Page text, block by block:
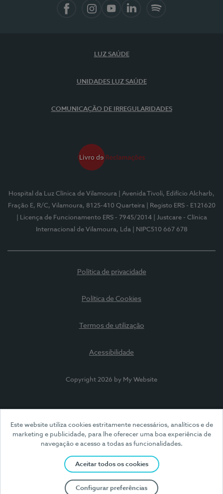
Este website utiliza cookies estritamente necessários, analíticos e de
marketing e publicidade, para lhe oferecer uma boa experiência de
navegação e acesso a todas as funcionalidades.
Aceitar todos os cookies
Configurar preferências
LUZ SAÚDE
UNIDADES LUZ SAÚDE
COMUNICAÇÃO DE IRREGULARIDADES
Hospital da Luz Clínica de Vilamoura
| Avenida Tivoli, Edifício Alcharb,
Fração E, R/C, Vilamoura, 8125-410 Quarteira
| Registo ERS - E121620
| Licença de Funcionamento ERS - 7945/2014
| Justcare - Clínica
Internacional de Vilamoura, Lda
| NIPC510 667 678
Política de privacidade
Política de Cookies
Termos de utilização
Acessibilidade
Copyright 2026 by My Website